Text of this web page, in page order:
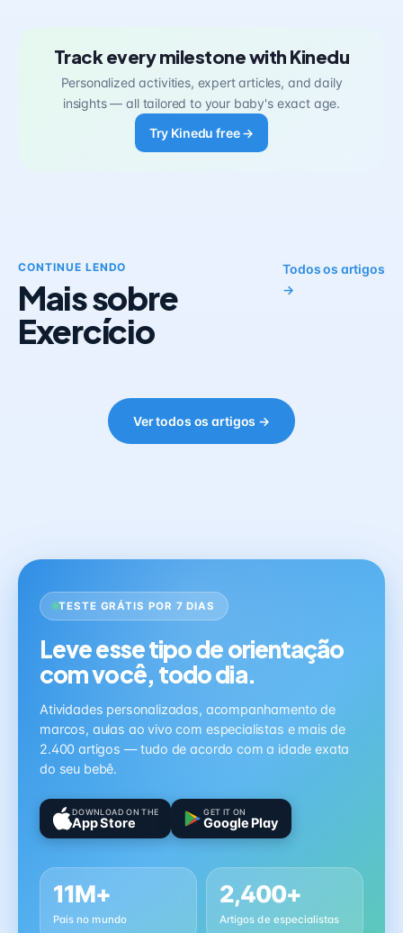
Track every milestone with Kinedu
Personalized activities, expert articles, and daily
insights — all tailored to your baby's exact age.
Try Kinedu free →
CONTINUE LENDO
Mais sobre
Exercício
Todos os artigos
→
Ver todos os artigos →
TESTE GRÁTIS POR 7 DIAS
Leve esse tipo de orientação
com você, todo dia.
Atividades personalizadas, acompanhamento de
marcos, aulas ao vivo com especialistas e mais de
2.400 artigos — tudo de acordo com a idade exata
do seu bebê.
DOWNLOAD ON THE
App Store
GET IT ON
Google Play
11M+
Pais no mundo
2,400+
Artigos de especialistas